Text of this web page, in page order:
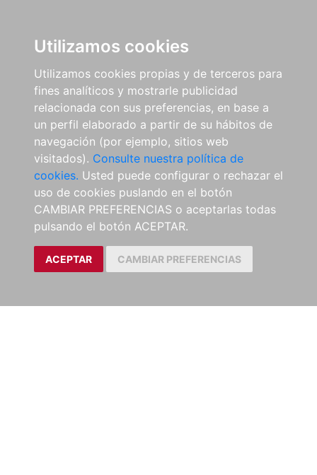
Utilizamos cookies
Utilizamos cookies propias y de terceros para
fines analíticos y mostrarle publicidad
relacionada con sus preferencias, en base a
un perfil elaborado a partir de su hábitos de
navegación (por ejemplo, sitios web
visitados). Consulte nuestra política de
cookies. Usted puede configurar o rechazar el
uso de cookies puslando en el botón
CAMBIAR PREFERENCIAS o aceptarlas todas
pulsando el botón ACEPTAR.
ACEPTAR CAMBIAR PREFERENCIAS